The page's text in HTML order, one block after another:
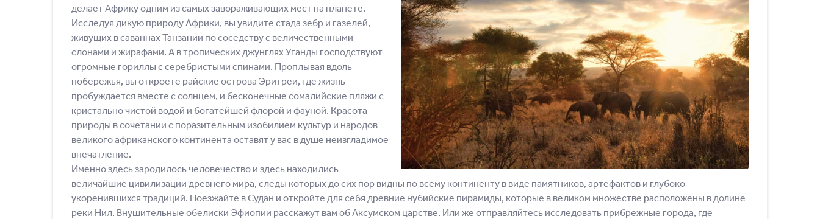
делает Африку одним из самых завораживающих мест на планете.
Исследуя дикую природу Африки, вы увидите стада зебр и газелей,
живущих в саваннах Танзании по соседству с величественными
слонами и жирафами. А в тропических джунглях Уганды господствуют
огромные гориллы с серебристыми спинами. Проплывая вдоль
побережья, вы откроете райские острова Эритреи, где жизнь
пробуждается вместе с солнцем, и бесконечные сомалийские пляжи с
кристально чистой водой и богатейшей флорой и фауной. Красота
природы в сочетании с поразительным изобилием культур и народов
великого африканского континента оставят у вас в душе неизгладимое
впечатление.
Именно здесь зародилось человечество и здесь находились
величайшие цивилизации древнего мира, следы которых до сих пор видны по всему континенту в виде памятников, артефактов и глубоко
укоренившихся традиций. Поезжайте в Судан и откройте для себя древние нубийские пирамиды, которые в великом множестве расположены в долине
реки Нил. Внушительные обелиски Эфиопии расскажут вам об Аксумском царстве. Или же отправляйтесь исследовать прибрежные города, где